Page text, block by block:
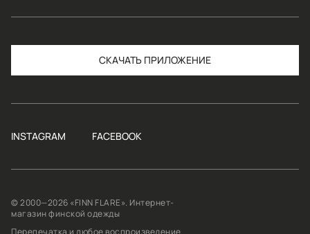
СКАЧАТЬ
INSTAGRAM FACEBOOK
© 2000—2026 «FINN FLARE». Интернет-
магазин финской одежды
Перепечатка и любое воспроизведение